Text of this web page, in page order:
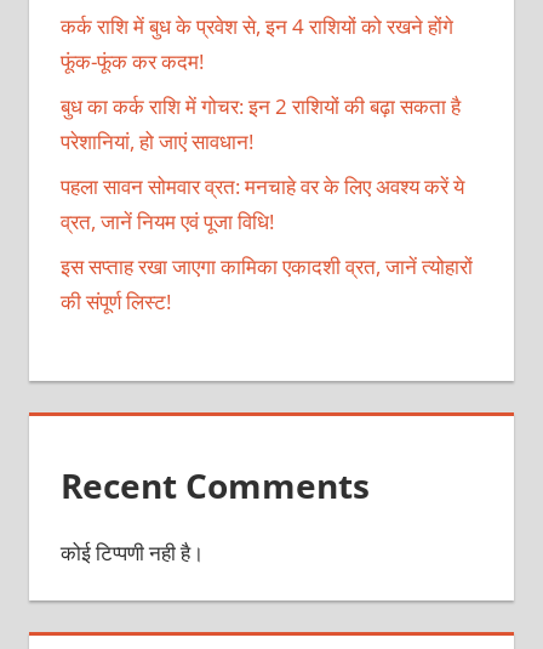
कर्क राशि में बुध के प्रवेश से, इन 4 राशियों को रखने होंगे
फूंक-फूंक कर कदम!
बुध का कर्क राशि में गोचर: इन 2 राशियों की बढ़ा सकता है
परेशानियां, हो जाएं सावधान!
पहला सावन सोमवार व्रत: मनचाहे वर के लिए अवश्य करें ये
व्रत, जानें नियम एवं पूजा विधि!
इस सप्ताह रखा जाएगा कामिका एकादशी व्रत, जानें त्योहारों
की संपूर्ण लिस्ट!
Recent Comments
कोई टिप्पणी नही है।